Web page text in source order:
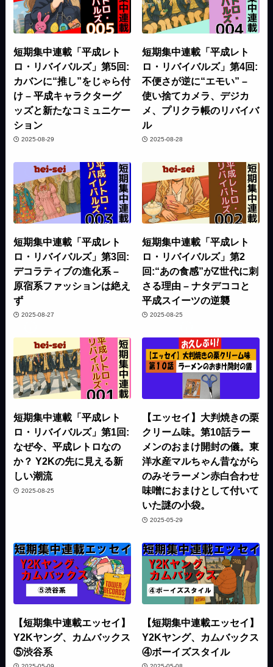
短期集中連載「平成レト
ロ・リバイバルズ」第5回:
カバンに“推し”をじゃら付
け – 平成キャラクターグ
ッズと新たなコミュニケー
ション
2025-08-29
短期集中連載「平成レト
ロ・リバイバルズ」第4回:
不便さが逆に“エモい” –
使い捨てカメラ、デジカ
メ、プリクラ帳のリバイバ
ル
2025-08-28
短期集中連載「平成レト
ロ・リバイバルズ」第3回:
デコラティブの進化系 –
原宿系ファッションは絶え
ず
2025-08-27
短期集中連載「平成レト
ロ・リバイバルズ」第2
回:“あの食感”がZ世代に刺
さる理由 – ナタデココと
平成スイーツの逆襲
2025-08-25
短期集中連載「平成レト
ロ・リバイバルズ」第1回:
なぜ今、平成レトロなの
か？ Y2Kの先に見える新
しい潮流
2025-08-25
【エッセイ】大判焼きの栗
クリーム味。第10話ラー
メンのおまけ開封の儀。東
洋水産マルちゃん昔ながら
のみそラーメン赤白合わせ
味噌におまけとして付いて
いた謎の小袋。
2025-05-29
【短期集中連載エッセイ】
Y2Kヤング、カムバックス
⑤渋谷系
【短期集中連載エッセイ】
Y2Kヤング、カムバックス
④ボーイズスタイル